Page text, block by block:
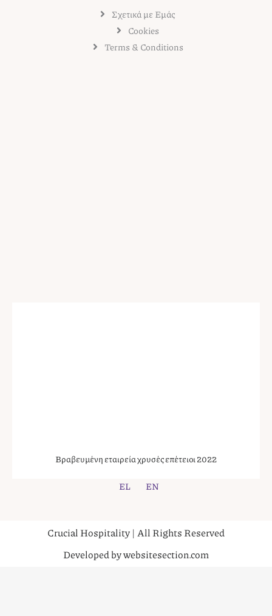
Σχετικά με Εμάς
Cookies
Terms & Conditions
Βραβευμένη εταιρεία χρυσές επέτειοι 2022
EL EN
Crucial Hospitality | All Rights Reserved
Developed by websitesection.com